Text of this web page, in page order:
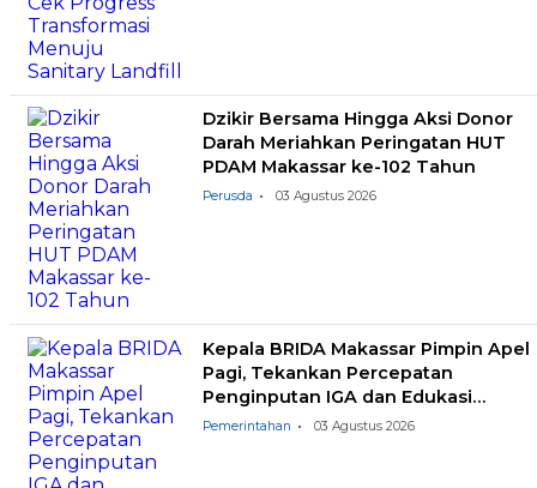
Dzikir Bersama Hingga Aksi Donor
Darah Meriahkan Peringatan HUT
PDAM Makassar ke-102 Tahun
Perusda 03 Agustus 2026
Kepala BRIDA Makassar Pimpin Apel
Pagi, Tekankan Percepatan
Penginputan IGA dan Edukasi
Pemilahan Sampah
Pemerintahan 03 Agustus 2026